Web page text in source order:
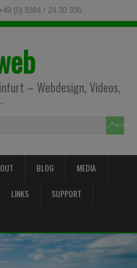
(0) 9384 / 24 30 336
– Webdesign, Videos,
BLOG MEDIA
LINKS SUPPORT